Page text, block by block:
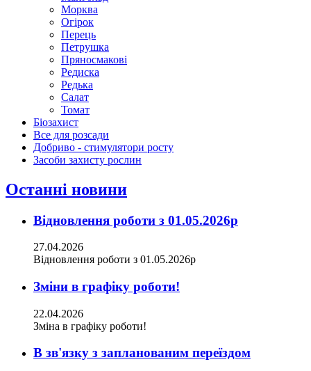
Морква
Огірок
Перець
Петрушка
Пряносмакові
Редиска
Редька
Салат
Томат
Біозахист
Все для розсади
Добриво - стимулятори росту
Засоби захисту рослин
Останні новини
Відновлення роботи з 01.05.2026р
27.04.2026
Відновлення роботи з 01.05.2026р
Зміни в графіку роботи!
22.04.2026
Зміна в графіку роботи!
В зв'язку з запланованим переїздом